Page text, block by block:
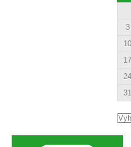
3
10
17
24
31